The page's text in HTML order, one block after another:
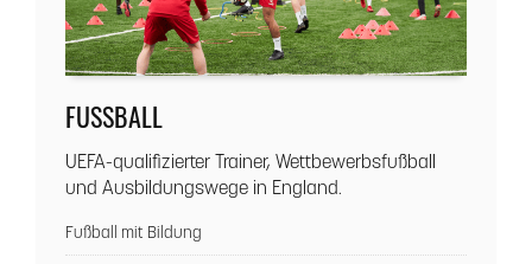
FUSSBALL
UEFA-qualifizierter Trainer, Wettbewerbsfußball
und Ausbildungswege in England.
Fußball mit Bildung